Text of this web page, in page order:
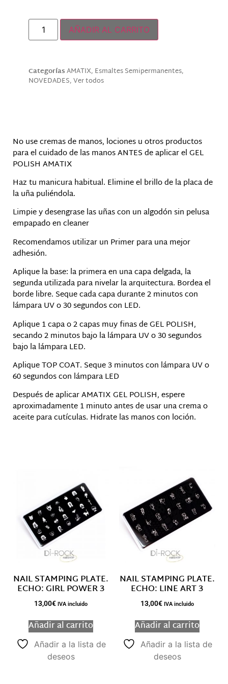
AÑADIR AL CARRITO
CategoríasAMATIX, Esmaltes Semipermanentes,
NOVEDADES,Ver todos
No use cremas de manos, lociones u otros productos
para el cuidado de las manos ANTES de aplicar el GEL
POLISH AMATIX
Haz tu manicura habitual. Elimine el brillo de la placa de
la uña puliéndola.
Limpie y desengrase las uñas con un algodón sin pelusa
empapado en cleaner
Recomendamos utilizar un Primer para una mejor
adhesión.
Aplique la base: la primera en una capa delgada, la
segunda utilizada para nivelar la arquitectura. Bordea el
borde libre. Seque cada capa durante 2 minutos con
lámpara UV o 30 segundos con LED.
Aplique 1 capa o 2 capas muy finas de GEL POLISH,
secando 2 minutos bajo la lámpara UV o 30 segundos
bajo la lámpara LED.
Aplique TOP COAT. Seque 3 minutos con lámpara UV o
60 segundos con lámpara LED
Después de aplicar AMATIX GEL POLISH, espere
aproximadamente 1 minuto antes de usar una crema o
aceite para cutículas. Hidrate las manos con loción.
NAIL STAMPING PLATE.
ECHO: GIRL POWER 3
13,00€ IVA incluido
Añadir al carrito
Añadir a la lista de
deseos
NAIL STAMPING PLATE.
ECHO: LINE ART 3
13,00€ IVA incluido
Añadir al carrito
Añadir a la lista de
deseos